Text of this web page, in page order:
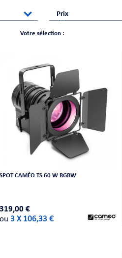
Prix
Votre sélection :
SPOT CAMÉO TS 60 W RGBW
319,00 €
ou 3 X 106,33 €